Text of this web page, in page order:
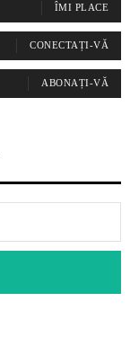
ÎMI PLACE
CONECTAȚI-VĂ
ABONAȚI-VĂ